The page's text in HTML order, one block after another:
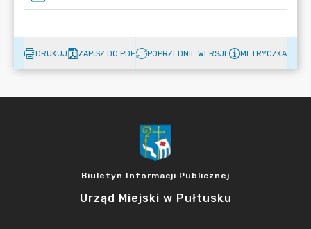
DRUKUJ ZAPISZ DO PDF POPRZEDNIE WERSJE METRYCZKA
Biuletyn Informacji Publicznej
Urząd Miejski w Pułtusku